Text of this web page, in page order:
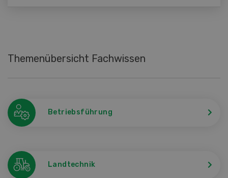
Themenübersicht Fachwissen
Betriebsführung
Landtechnik